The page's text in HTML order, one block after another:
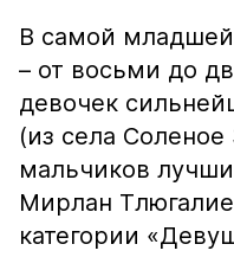
В самой младшей
– от восьми до
девочек
(из села
мальчиков
Мирлан
категории